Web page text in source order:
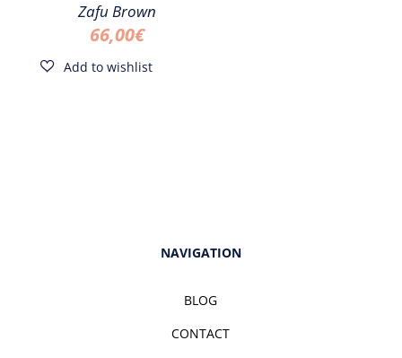
Zafu Brown
66,00€
NAVIGATION
BLOG
CONTACT